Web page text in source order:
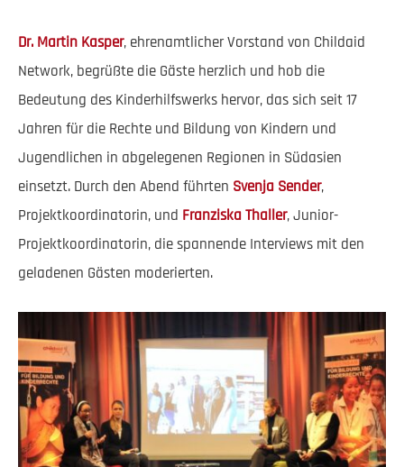
Dr. Martin Kasper, ehrenamtlicher Vorstand von Childaid
Network, begrüßte die Gäste herzlich und hob die
Bedeutung des Kinderhilfswerks hervor, das sich seit 17
Jahren für die Rechte und Bildung von Kindern und
Jugendlichen in abgelegenen Regionen in Südasien
einsetzt. Durch den Abend führten Svenja Sender,
Projektkoordinatorin, und Franziska Thaller, Junior-
Projektkoordinatorin, die spannende Interviews mit den
geladenen Gästen moderierten.